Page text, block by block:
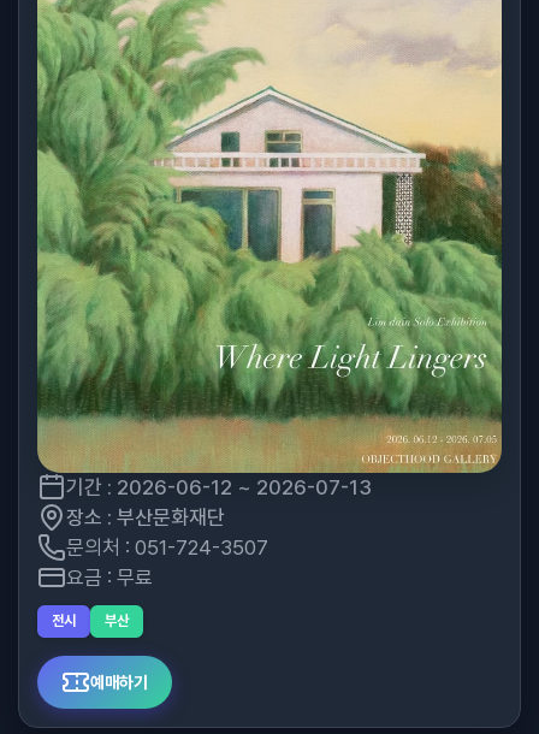
기간 : 2026-06-12 ~ 2026-07-13
장소 : 부산문화재단
문의처 : 051-724-3507
요금 : 무료
전시 부산
예매하기